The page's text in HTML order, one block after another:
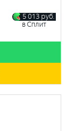
5 013 руб.
в Сплит